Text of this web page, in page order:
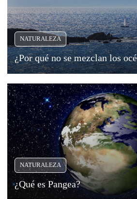
NATURALEZA
¿Por qué no se mezclan los
NATURALEZA
¿Qué es Pangea?